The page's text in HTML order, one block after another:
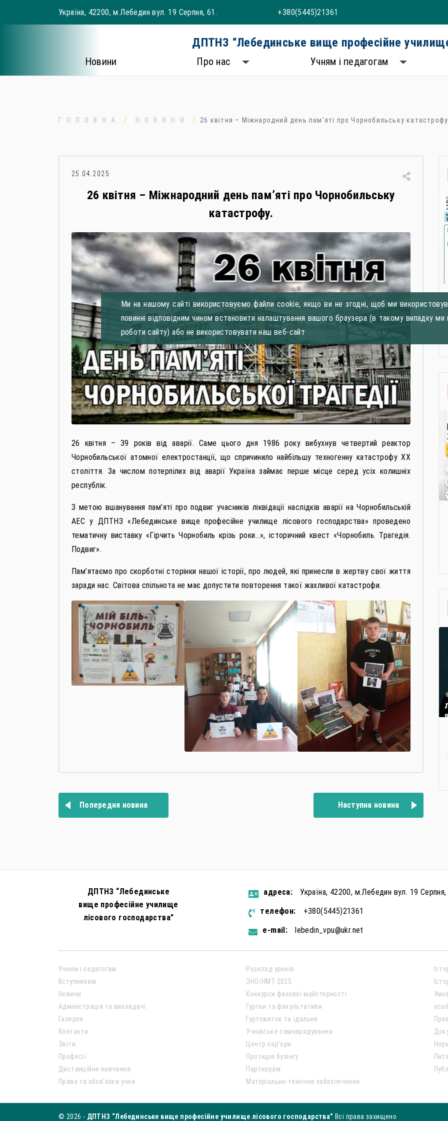
Україна, 42200, м.Лебедин вул. 19 Серпня, 61. +380(5445)21361
ДПТНЗ “Лебединське вище професійне
Новини Про нас Учням і педагогам
ГОЛОВНА НОВИНИ 26 квітня – Міжнародний день памʼяті про Чорнобильську катастрофу.
25.04.2025
26 квітня – Міжнародний день памʼяті про Чорнобильську
катастрофу.
26 квітня – 39 років від аварії. Саме цього дня 1986 року вибухнув четвертий реактор
Чорнобильської атомної електростанції, що спричинило найбільшу техногенну катастрофу ХХ
століття. За числом потерпілих від аварії Україна займає перше місце серед усіх колишніх
республік.
З метою вшанування пам’яті про подвиг учасників ліквідації наслідків аварії на Чорнобильській
АЕС у ДПТНЗ «Лебединське вище професійне училище лісового господарства» проведено
тематичну виставку «Гірчить Чорнобиль крізь роки…», історичний квест «Чорнобиль. Трагедія.
Подвиг».
Пам’ятаємо про скорботні сторінки нашої історії, про людей, які принесли в жертву свої життя
заради нас. Світова спільнота не має допустити повторення такої жахливої катастрофи.
записівПопередня новина Наступна новина
Ми на нашому сайті використовуємо файли cookie, якщо ви не згодні, щоб ми
повинні відповідним чином встановити налаштування вашого браузера (в такому випадку ми
роботи сайту) або не використовувати наш веб-сайт
ДПТНЗ “Лебединське
вище професійне училище
лісового господарства”
aдресa:
Україна, 42200, м.Лебедин вул. 19 Серпня,
телефон:
+380(5445)21361
e-mail:
lebedin_vpu@ukr.net
Учням і педагогам
Вступникам
Новини
Адміністрація та викладачі
Галерея
Контакти
Звіти
Професії
Дистанційне навчання
Права та обов’язки учня
Розклад уроків
ЗНО/НМТ 2025
Конкурси фахової майстерності
Гуртки та факультативи
Гуртожиток та їдальня
Учнівське самоврядування
Центр кар’єри
Протидія булінгу
Партнерам
Матеріально-технічне забезпечення
© 2026 - ДПТНЗ “Лебединське вище професійне училище лісового господарства” Всі права захищено